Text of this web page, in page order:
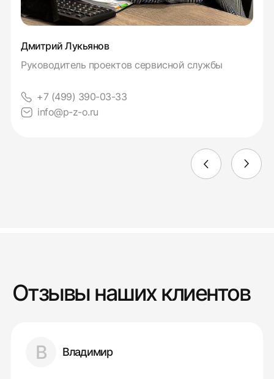
Дмитрий Лукьянов
Руководитель проектов сервисной службы
+7 (499) 390-03-33
info@p-z-o.ru
Отзывы наших клиентов
В Владимир